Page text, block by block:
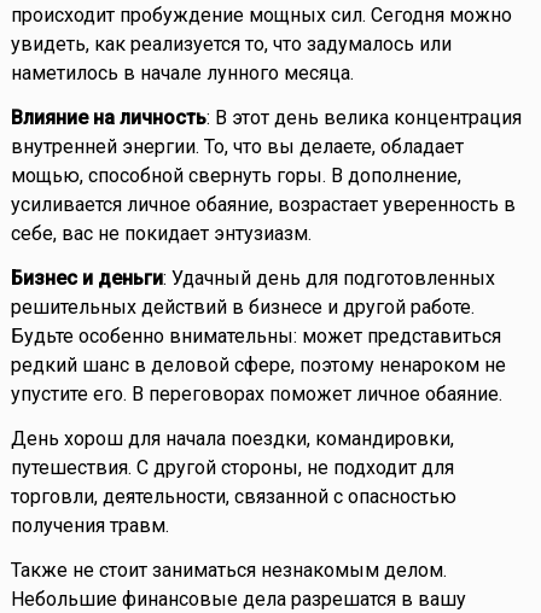
происходит пробуждение мощных сил. Сегодня можно
увидеть, как реализуется то, что задумалось или
наметилось в начале лунного месяца.
Влияние на личность: В этот день велика концентрация
внутренней энергии. То, что вы делаете, обладает
мощью, способной свернуть горы. В дополнение,
усиливается личное обаяние, возрастает уверенность в
себе, вас не покидает энтузиазм.
Бизнес и деньги: Удачный день для подготовленных
решительных действий в бизнесе и другой работе.
Будьте особенно внимательны: может представиться
редкий шанс в деловой сфере, поэтому ненароком не
упустите его. В переговорах поможет личное обаяние.
День хорош для начала поездки, командировки,
путешествия. С другой стороны, не подходит для
торговли, деятельности, связанной с опасностью
получения травм.
Также не стоит заниматься незнакомым делом.
Небольшие финансовые дела разрешатся в вашу